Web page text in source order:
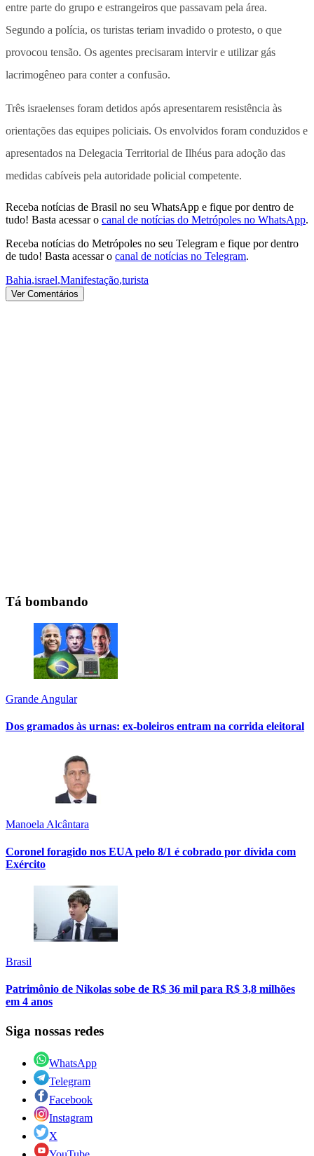
entre parte do grupo e estrangeiros que passavam pela área.
Segundo a polícia, os turistas teriam invadido o protesto, o que
provocou tensão. Os agentes precisaram intervir e utilizar gás
lacrimogêneo para conter a confusão.
Três israelenses foram detidos após apresentarem resistência às
orientações das equipes policiais. Os envolvidos foram conduzidos e
apresentados na Delegacia Territorial de Ilhéus para adoção das
medidas cabíveis pela autoridade policial competente.
Receba notícias de Brasil no seu WhatsApp e fique por dentro de
tudo! Basta acessar o canal de notícias do Metrópoles no WhatsApp.
Receba notícias do Metrópoles no seu Telegram e fique por dentro
de tudo! Basta acessar o canal de notícias no Telegram.
Bahia,israel,Manifestação,turista
Ver Comentários
Tá bombando
Grande Angular
Dos gramados às urnas: ex-boleiros entram na corrida eleitoral
Manoela Alcântara
Coronel foragido nos EUA pelo 8/1 é cobrado por dívida com
Exército
Brasil
Patrimônio de Nikolas sobe de R$ 36 mil para R$ 3,8 milhões
em 4 anos
Siga nossas redes
WhatsApp
Telegram
Facebook
Instagram
X